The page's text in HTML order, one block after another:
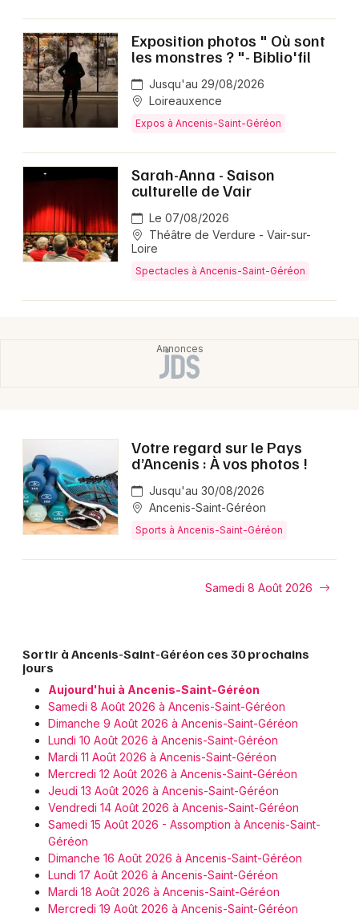
Exposition photos " Où sont
les monstres ? "- Biblio'fil
Jusqu'au 29/08/2026
Loireauxence
Expos à Ancenis-Saint-Géréon
Sarah-Anna - Saison
culturelle de Vair
Le 07/08/2026
Théâtre de Verdure - Vair-sur-
Loire
Spectacles à Ancenis-Saint-Géréon
Votre regard sur le Pays
d’Ancenis : À vos photos !
Jusqu'au 30/08/2026
Ancenis-Saint-Géréon
Sports à Ancenis-Saint-Géréon
Samedi 8 Août 2026
Sortir à Ancenis-Saint-Géréon ces 30 prochains
jours
Aujourd'hui à Ancenis-Saint-Géréon
Samedi 8 Août 2026 à Ancenis-Saint-Géréon
Dimanche 9 Août 2026 à Ancenis-Saint-Géréon
Lundi 10 Août 2026 à Ancenis-Saint-Géréon
Mardi 11 Août 2026 à Ancenis-Saint-Géréon
Mercredi 12 Août 2026 à Ancenis-Saint-Géréon
Jeudi 13 Août 2026 à Ancenis-Saint-Géréon
Vendredi 14 Août 2026 à Ancenis-Saint-Géréon
Samedi 15 Août 2026 - Assomption à Ancenis-Saint-
Géréon
Dimanche 16 Août 2026 à Ancenis-Saint-Géréon
Lundi 17 Août 2026 à Ancenis-Saint-Géréon
Mardi 18 Août 2026 à Ancenis-Saint-Géréon
Mercredi 19 Août 2026 à Ancenis-Saint-Géréon